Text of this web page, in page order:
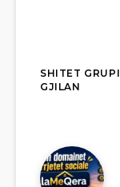
SHITET
GJILAN